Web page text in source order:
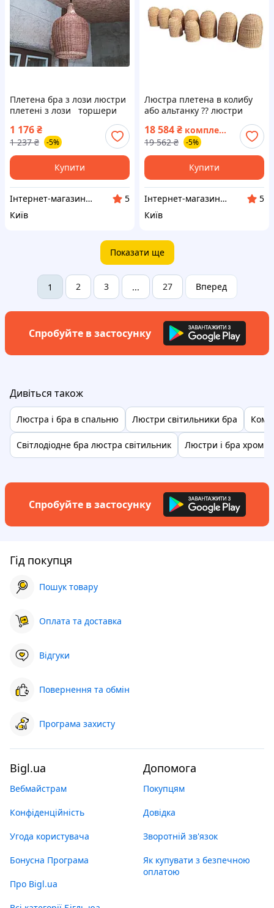
Плетена бра з лози люстри
плетені з лози торшери
1 176₴
1 237 ₴ -5%
Купити
Інтернет-магазин "Сімейний затишок"
5
Київ
Люстра плетена в колибу
або альтанку ⁇ люстри
плетені з лози ⁇ торшери
абажури бра
18 584₴ комплект
19 562 ₴ -5%
Купити
Інтернет-магазин "Сімейний затишок"
5
Київ
Показати ще
1 2 3 ... 27 Вперед
Спробуйте в застосунку
Дивіться також
Люстра і бра в спальню Люстри світильники бра
Світлодіодне бра люстра світильник Люстри і бра хром
Спробуйте в застосунку
Гід покупця
Пошук товару
Оплата та доставка
Відгуки
Повернення та обмін
Програма захисту
Bigl.ua
Вебмайстрам
Конфіденційність
Угода користувача
Бонусна Програма
Про Bigl.ua
Допомога
Покупцям
Довідка
Зворотній зв'язок
Як купувати з безпечною
оплатою